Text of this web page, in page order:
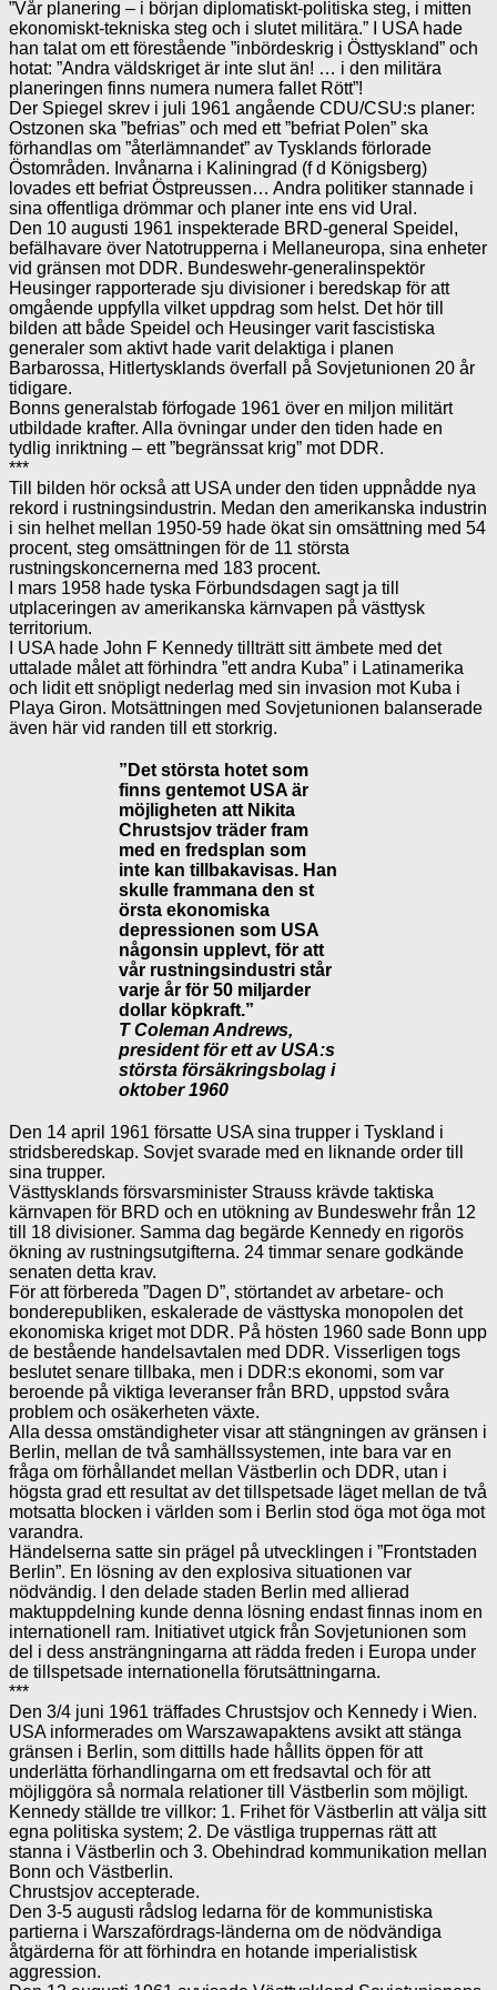
”Vår planering – i början diplomatiskt-politiska steg, i mitten
ekonomiskt-tekniska steg och i slutet militära.” I USA hade
han talat om ett förestående ”inbördeskrig i Östtyskland” och
hotat: ”Andra väldskriget är inte slut än! … i den militära
planeringen finns numera numera fallet Rött”!
Der Spiegel skrev i juli 1961 angående CDU/CSU:s planer:
Ostzonen ska ”befrias” och med ett ”befriat Polen” ska
förhandlas om ”återlämnandet” av Tysklands förlorade
Östområden. Invånarna i Kaliningrad (f d Königsberg)
lovades ett befriat Östpreussen… Andra politiker stannade i
sina offentliga drömmar och planer inte ens vid Ural.
Den 10 augusti 1961 inspekterade BRD-general Speidel,
befälhavare över Natotrupperna i Mellaneuropa, sina enheter
vid gränsen mot DDR. Bundeswehr-generalinspektör
Heusinger rapporterade sju divisioner i beredskap för att
omgående uppfylla vilket uppdrag som helst. Det hör till
bilden att både Speidel och Heusinger varit fascistiska
generaler som aktivt hade varit delaktiga i planen
Barbarossa, Hitlertysklands överfall på Sovjetunionen 20 år
tidigare.
Bonns generalstab förfogade 1961 över en miljon militärt
utbildade krafter. Alla övningar under den tiden hade en
tydlig inriktning – ett ”begränssat krig” mot DDR.
***
Till bilden hör också att USA under den tiden uppnådde nya
rekord i rustningsindustrin. Medan den amerikanska industrin
i sin helhet mellan 1950-59 hade ökat sin omsättning med 54
procent, steg omsättningen för de 11 största
rustningskoncernerna med 183 procent.
I mars 1958 hade tyska Förbundsdagen sagt ja till
utplaceringen av amerikanska kärnvapen på västtysk
territorium.
I USA hade John F Kennedy tillträtt sitt ämbete med det
uttalade målet att förhindra ”ett andra Kuba” i Latinamerika
och lidit ett snöpligt nederlag med sin invasion mot Kuba i
Playa Giron. Motsättningen med Sovjetunionen balanserade
även här vid randen till ett storkrig.
”Det största hotet som
finns gentemot USA är
möjligheten att Nikita
Chrustsjov träder fram
med en fredsplan som
inte kan tillbakavisas. Han
skulle frammana den st
örsta ekonomiska
depressionen som USA
någonsin upplevt, för att
vår rustningsindustri står
varje år för 50 miljarder
dollar köpkraft.”
T Coleman Andrews,
president för ett av USA:s
största försäkringsbolag i
oktober 1960
Den 14 april 1961 försatte USA sina trupper i Tyskland i
stridsberedskap. Sovjet svarade med en liknande order till
sina trupper.
Västtysklands försvarsminister Strauss krävde taktiska
kärnvapen för BRD och en utökning av Bundeswehr från 12
till 18 divisioner. Samma dag begärde Kennedy en rigorös
ökning av rustningsutgifterna. 24 timmar senare godkände
senaten detta krav.
För att förbereda ”Dagen D”, störtandet av arbetare- och
bonderepubliken, eskalerade de västtyska monopolen det
ekonomiska kriget mot DDR. På hösten 1960 sade Bonn upp
de bestående handelsavtalen med DDR. Visserligen togs
beslutet senare tillbaka, men i DDR:s ekonomi, som var
beroende på viktiga leveranser från BRD, uppstod svåra
problem och osäkerheten växte.
Alla dessa omständigheter visar att stängningen av gränsen i
Berlin, mellan de två samhällssystemen, inte bara var en
fråga om förhållandet mellan Västberlin och DDR, utan i
högsta grad ett resultat av det tillspetsade läget mellan de två
motsatta blocken i världen som i Berlin stod öga mot öga mot
varandra.
Händelserna satte sin prägel på utvecklingen i ”Frontstaden
Berlin”. En lösning av den explosiva situationen var
nödvändig. I den delade staden Berlin med allierad
maktuppdelning kunde denna lösning endast finnas inom en
internationell ram. Initiativet utgick från Sovjetunionen som
del i dess ansträngningarna att rädda freden i Europa under
de tillspetsade internationella förutsättningarna.
***
Den 3/4 juni 1961 träffades Chrustsjov och Kennedy i Wien.
USA informerades om Warszawapaktens avsikt att stänga
gränsen i Berlin, som dittills hade hållits öppen för att
underlätta förhandlingarna om ett fredsavtal och för att
möjliggöra så normala relationer till Västberlin som möjligt.
Kennedy ställde tre villkor: 1. Frihet för Västberlin att välja sitt
egna politiska system; 2. De västliga truppernas rätt att
stanna i Västberlin och 3. Obehindrad kommunikation mellan
Bonn och Västberlin.
Chrustsjov accepterade.
Den 3-5 augusti rådslog ledarna för de kommunistiska
partierna i Warszafördrags-länderna om de nödvändiga
åtgärderna för att förhindra en hotande imperialistisk
aggression.